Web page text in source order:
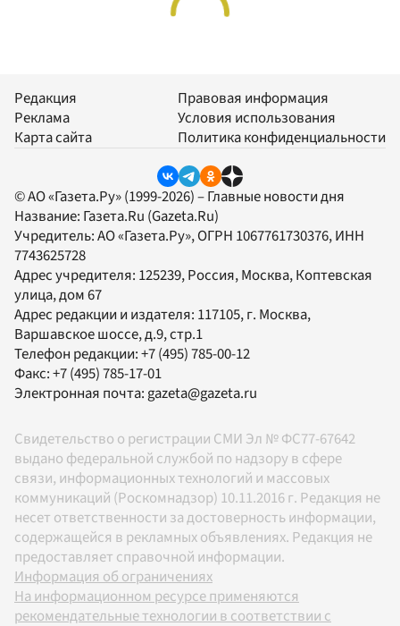
Редакция
Реклама
Карта сайта
Правовая информация
Условия использования
Политика конфиденциальности
© АО «Газета.Ру» (1999-2026) – Главные новости дня
Название: Газета.Ru (Gazeta.Ru)
Учредитель:АО «Газета.Ру», ОГРН 1067761730376, ИНН
7743625728
Адрес учредителя: 125239, Россия, Москва, Коптевская
улица, дом 67
Адрес редакции и издателя: 117105, г. Москва,
Варшавское шоссе, д.9, стр.1
Телефон редакции:+7 (495) 785-00-12
Факс:+7 (495) 785-17-01
Электронная почта:gazeta@gazeta.ru
Свидетельство о регистрации СМИ Эл № ФС77-67642
выдано федеральной службой по надзору в сфере
связи, информационных технологий и массовых
коммуникаций (Роскомнадзор) 10.11.2016 г. Редакция не
несет ответственности за достоверность информации,
содержащейся в рекламных объявлениях. Редакция не
предоставляет справочной информации.
Информация об ограничениях
На информационном ресурсе применяются
рекомендательные технологии в соответствии с